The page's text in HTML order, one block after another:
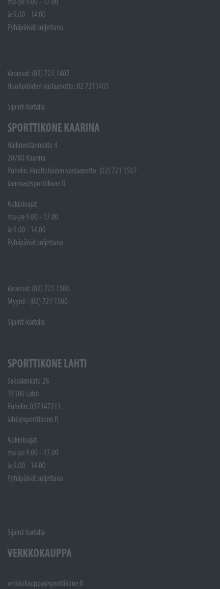
la 9.00 - 14.00
Pyhäpäivät suljettuna
Varaosat: (02) 721 1407
Huoltotöiden vastaanotto: 02 7211405
Sijainti kartalla
SPORTTIKONE KAARINA
Hallimestarinkatu 4
20780 Kaarina
Puhelin: Huoltotöiden vastaanotto: (02) 721 1507
kaarina@sporttikone.fi
Aukioloajat
ma-pe 9.00 - 17.00
la 9.00 - 14.00
Pyhäpäivät suljettuna
Varaosat: (02) 721 1506
Myynti : (02) 721 1500
Sijainti kartalla
SPORTTIKONE LAHTI
Saksalankatu 28
15100 Lahti
Puhelin: 037347211
lahti@sporttikone.fi
Aukioloajat
ma-pe 9.00 - 17.00
la 9.00 - 14.00
Pyhäpäivät suljettuna
Sijainti kartalla
VERKKOKAUPPA
verkkokauppa@sporttikone.fi